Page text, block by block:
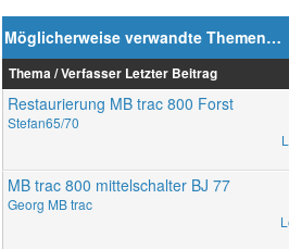
Möglicherweise verwandte Themen…
Thema / Verfasser Letzter Beitrag
Restaurierung MB trac 800 Forst
Stefan65/70
MB trac 800 mittelschalter BJ 77
Georg MB trac